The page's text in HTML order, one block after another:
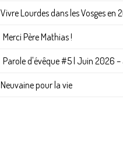
Vivre Lourdes dans les Vosges en
Merci Père Mathias !
Parole d'évêque #5 | Juin 2026 –
Neuvaine pour la vie